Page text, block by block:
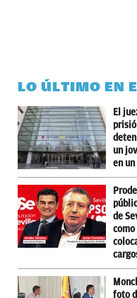
LO ÚLTIMO EN
El
un
en
de
como
foto